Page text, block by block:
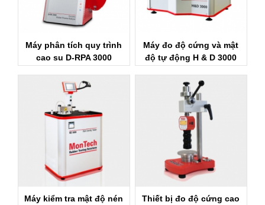
Máy phân tích quy trình
cao su D-RPA 3000
Máy đo độ cứng và mật
độ tự động H & D 3000
Máy kiểm tra mật độ nén
Thiết bị đo độ cứng cao